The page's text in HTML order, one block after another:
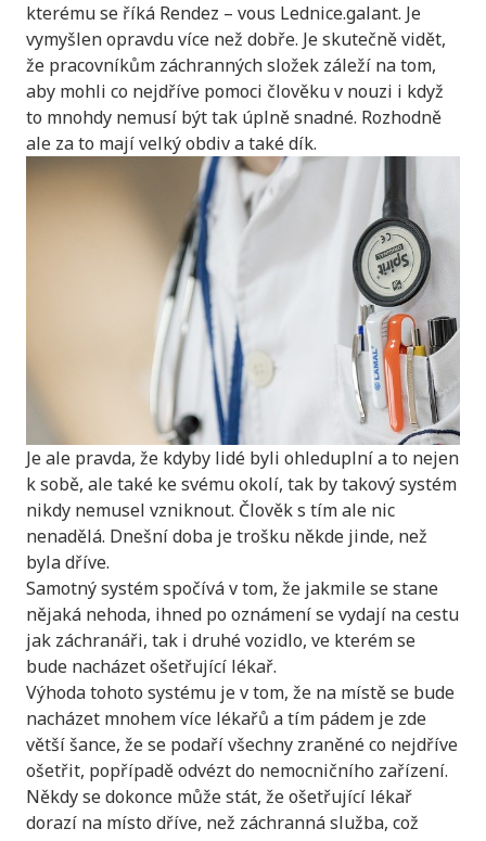
kterému se říká Rendez – vous Lednice.galant. Je
vymyšlen opravdu více než dobře. Je skutečně vidět,
že pracovníkům záchranných složek záleží na tom,
aby mohli co nejdříve pomoci člověku v nouzi i když
to mnohdy nemusí být tak úplně snadné. Rozhodně
ale za to mají velký obdiv a také dík.
Je ale pravda, že kdyby lidé byli ohleduplní a to nejen
k sobě, ale také ke svému okolí, tak by takový systém
nikdy nemusel vzniknout. Člověk s tím ale nic
nenadělá. Dnešní doba je trošku někde jinde, než
byla dříve.
Samotný systém spočívá v tom, že jakmile se stane
nějaká nehoda, ihned po oznámení se vydají na cestu
jak záchranáři, tak i druhé vozidlo, ve kterém se
bude nacházet ošetřující lékař.
Výhoda tohoto systému je v tom, že na místě se bude
nacházet mnohem více lékařů a tím pádem je zde
větší šance, že se podaří všechny zraněné co nejdříve
ošetřit, popřípadě odvézt do nemocničního zařízení.
Někdy se dokonce může stát, že ošetřující lékař
dorazí na místo dříve, než záchranná služba, což